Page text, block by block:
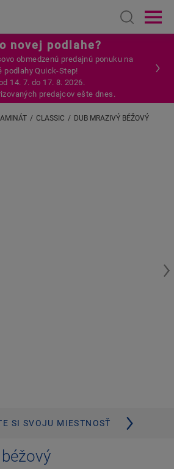
Open
novej podlahe?
obmedzenú predajnú ponuku na
podlahy Quick-Step!
14. 7. do 17. 8. 2026.
predajcov ešte dnes.
CLASSIC DUB MRAZIVÝ BÉŽOVÝ
SI SVOJU MIESTNOSŤ